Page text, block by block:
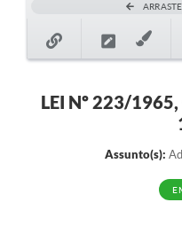
Serviços Online
Multimídia
Empregos & Oportunidades
LEI Nº 223/1965,
Assunto(s):